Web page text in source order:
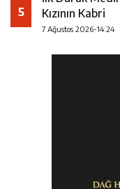
5
Kızının Kabri
7 Ağustos 2026-14:24